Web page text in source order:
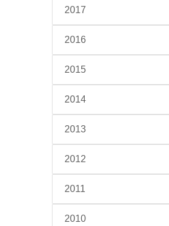
2017
2016
2015
2014
2013
2012
2011
2010